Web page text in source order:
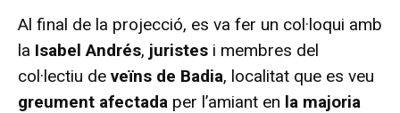
Al final de la projecció, es va fer un col·loqui amb
la Isabel Andrés, juristes i membres del
col·lectiu de veïns de Badia, localitat que es veu
greument afectada per l’amiant en la majoria